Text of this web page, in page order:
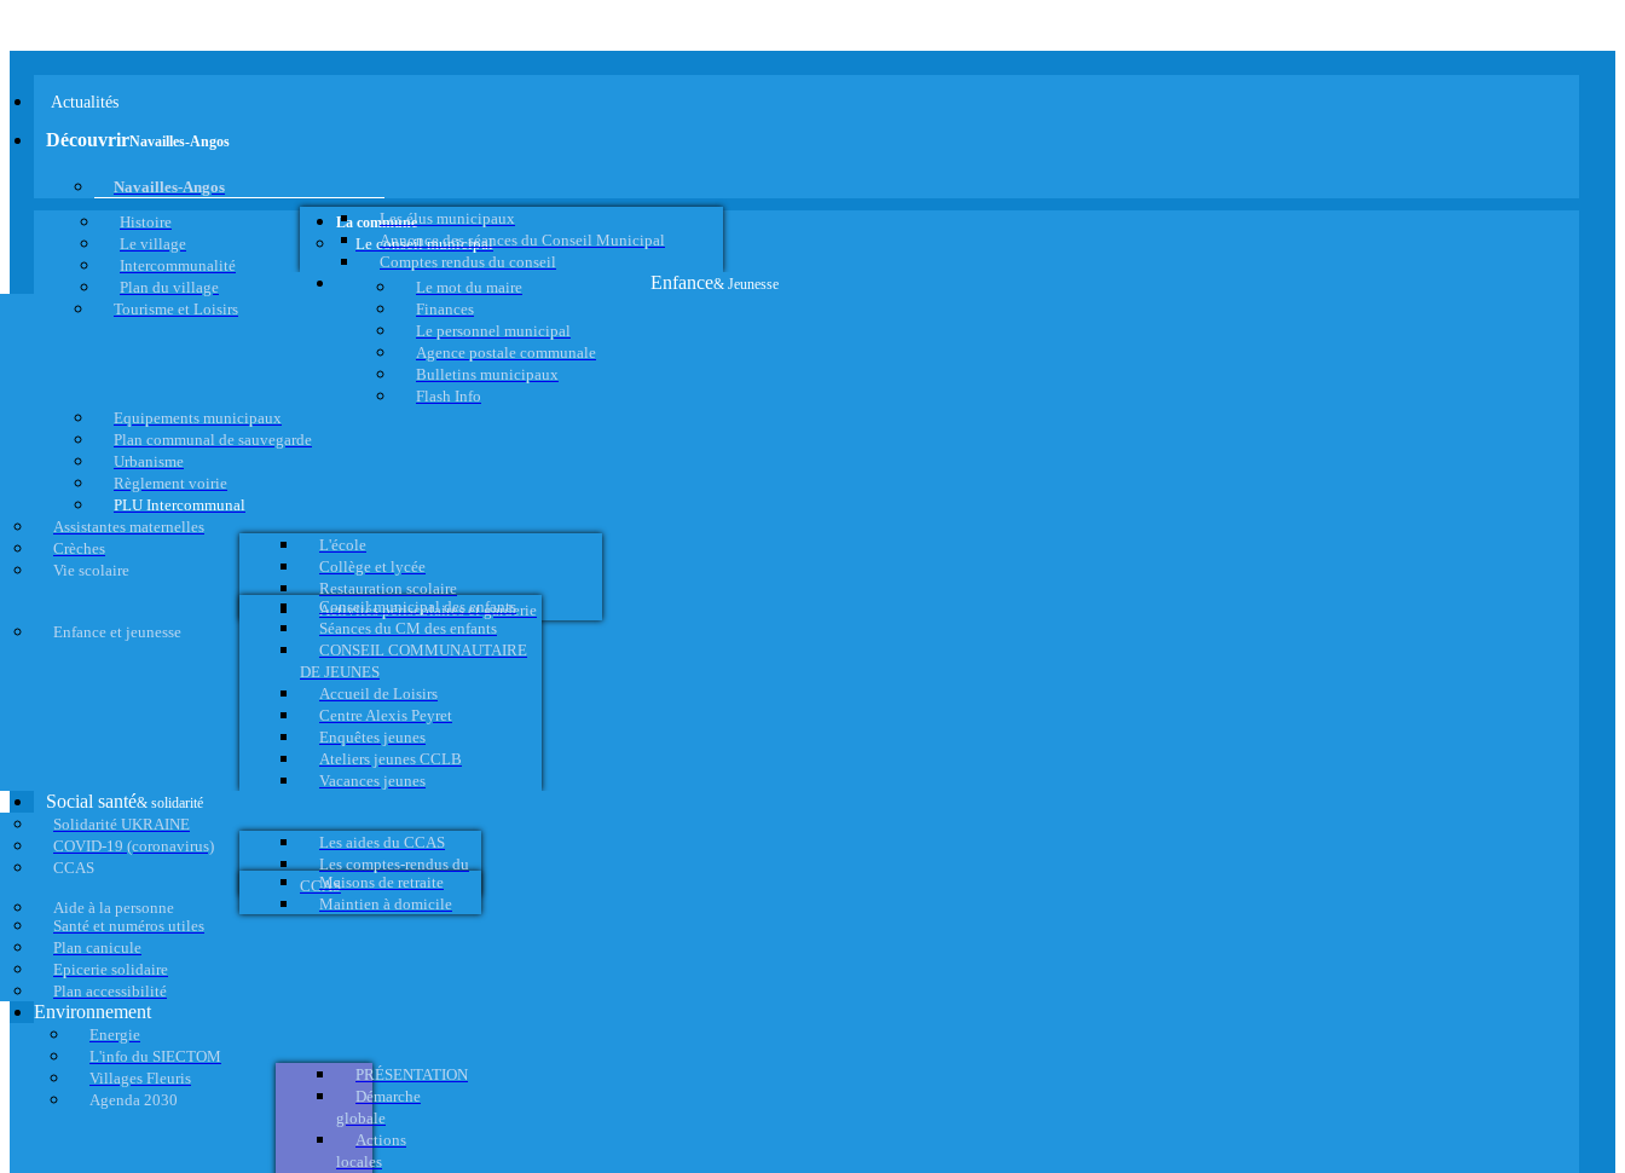
Actualités
DécouvrirNavailles-Angos
Navailles-Angos
Histoire
Le village
Intercommunalité
Plan du village
Tourisme et Loisirs
La commune
Le conseil municipal
Les élus municipaux
Annonce des séances du Conseil Municipal
Comptes rendus du conseil
Le mot du maire
Finances
Le personnel municipal
Agence postale communale
Bulletins municipaux
Flash Info
Equipements municipaux
Plan communal de sauvegarde
Urbanisme
Règlement voirie
PLU Intercommunal
Enfance& Jeunesse
Assistantes maternelles
Crèches
Vie scolaire
L'école
Collège et lycée
Restauration scolaire
Activités périscolaires et garderie
Enfance et jeunesse
Conseil municipal des enfants
Séances du CM des enfants
CONSEIL COMMUNAUTAIRE
DE JEUNES
Accueil de Loisirs
Centre Alexis Peyret
Enquêtes jeunes
Ateliers jeunes CCLB
Vacances jeunes
Social santé& solidarité
Solidarité UKRAINE
COVID-19 (coronavirus)
CCAS
Les aides du CCAS
Les comptes-rendus du
CCAS
Aide à la personne
Maisons de retraite
Maintien à domicile
Santé et numéros utiles
Plan canicule
Epicerie solidaire
Plan accessibilité
Environnement
Energie
L'info du SIECTOM
Villages Fleuris
Agenda 2030
PRÉSENTATION
Démarche
globale
Actions
locales